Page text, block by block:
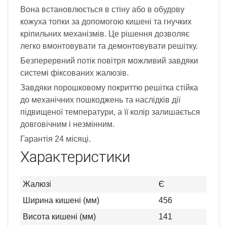
Вона встановлюється в стіну або в обудову
кожуха топки за допомогою кишені та гнучких
кріпильних механізмів. Це рішення дозволяє
легко вмонтовувати та демонтовувати решітку.
Безперервний потік повітря можливий завдяки
системі фіксованих жалюзів.
Завдяки порошковому покриттю решітка стійка
до механічних пошкоджень та наслідків дії
підвищеної температури, а її колір залишається
довговічним і незмінним.
Гарантія 24 місяці.
Характеристики
Жалюзі
Є
Ширина кишені (мм)
456
Висота кишені (мм)
141